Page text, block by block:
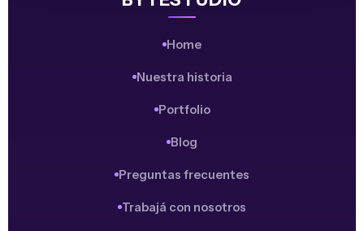
Home
Nuestra historia
Portfolio
Blog
Preguntas frecuentes
Trabajá con nosotros